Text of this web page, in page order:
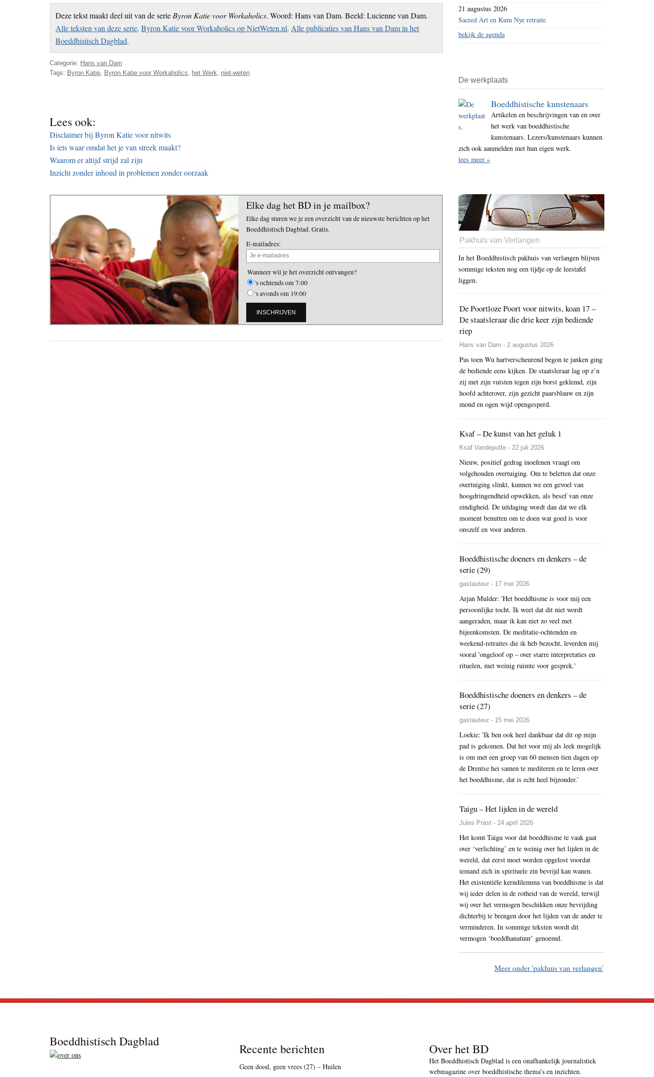
Deze tekst maakt deel uit van de serie Byron Katie voor Workaholics. Woord: Hans van Dam. Beeld: Lucienne van Dam.
Alle teksten van deze serie.Byron Katie voor Workaholics op NietWeten.nl. Alle publicaties van Hans van Dam in het
Boeddhistisch Dagblad.
Categorie: Hans van Dam
Tags: Byron Katie Byron Katie voor Workaholics het Werk niet-weten
Lees ook:
Disclaimer bij Byron Katie voor nitwits
Is iets waar omdat het je van streek maakt?
Waarom er altijd strijd zal zijn
Inzicht zonder inhoud in problemen zonder oorzaak
Elke dag het BD in je mailbox?
Elke dag sturen we je een overzicht van de nieuwste berichten op het
Boeddhistisch Dagblad. Gratis.
E-mailadres:
Wanneer wil je het overzicht ontvangen?
's ochtends om 7:00
's avonds om 19:00
21 augustus 2026
Sacred Art en Kum Nye retraite
bekijk de agenda
De werkplaats
Boeddhistische kunstenaars
Artikelen en beschrijvingen van en over
het werk van boeddhistische
kunstenaars. Lezers/kunstenaars kunnen
zich ook aanmelden met hun eigen werk.
lees meer »
Pakhuis van Verlangen
In het Boeddhistisch pakhuis van verlangen blijven
sommige teksten nog een tijdje op de leestafel
liggen.
De Poortloze Poort voor nitwits, koan 17 –
De staatsleraar die drie keer zijn bediende
riep
Hans van Dam - 2 augustus 2026
Pas toen Wu hartverscheurend begon te janken ging
de bediende eens kijken. De staatsleraar lag op z’n
zij met zijn vuisten tegen zijn borst geklemd, zijn
hoofd achterover, zijn gezicht paarsblauw en zijn
mond en ogen wijd opengesperd.
Ksaf – De kunst van het geluk 1
Ksaf Vandeputte - 22 juli 2026
Nieuw, positief gedrag inoefenen vraagt om
volgehouden overtuiging. Om te beletten dat onze
overtuiging slinkt, kunnen we een gevoel van
hoogdringendheid opwekken, als besef van onze
eindigheid. De uitdaging wordt dan dat we elk
moment benutten om te doen wat goed is voor
onszelf en voor anderen.
Boeddhistische doeners en denkers – de
serie (29)
gastauteur - 17 mei 2026
Arjan Mulder: 'Het boeddhisme is voor mij een
persoonlijke tocht. Ik weet dat dit niet wordt
aangeraden, maar ik kan niet zo veel met
bijeenkomsten. De meditatie-ochtenden en
weekend-retraites die ik heb bezocht, leverden mij
vooral 'ongeloof op – over starre interpretaties en
rituelen, met weinig ruimte voor gesprek.'
Boeddhistische doeners en denkers – de
serie (27)
gastauteur - 15 mei 2026
Loekie: 'Ik ben ook heel dankbaar dat dit op mijn
pad is gekomen. Dat het voor mij als leek mogelijk
is om met een groep van 60 mensen tien dagen op
de Drentse hei samen te mediteren en te leren over
het boeddhisme, dat is echt heel bijzonder.’
Taigu – Het lijden in de wereld
Jules Prast - 24 april 2026
Het komt Taigu voor dat boeddhisme te vaak gaat
over ‘verlichting’ en te weinig over het lijden in de
wereld, dat eerst moet worden opgelost voordat
iemand zich in spirituele zin bevrijd kan wanen.
Het existentiële kerndilemma van boeddhisme is dat
wij ieder delen in de rotheid van de wereld, terwijl
wij over het vermogen beschikken onze bevrijding
dichterbij te brengen door het lijden van de ander te
verminderen. In sommige teksten wordt dit
vermogen ‘boeddhanatuur’ genoemd.
Meer onder 'pakhuis van verlangen'
Boeddhistisch Dagblad Recente berichten
Geen dood, geen vrees (27) – Huilen
Over het BD
Het Boeddhistisch Dagblad is een onafhankelijk journalistiek
webmagazine over boeddhistische thema’s en inzichten.